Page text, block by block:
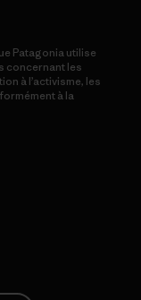
Patagonia utilise
concernant les
à l’activisme, les
à la